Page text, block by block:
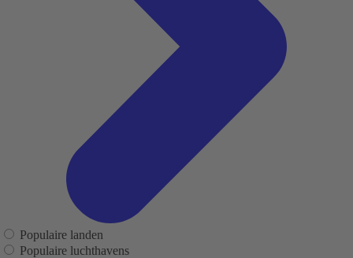
Populaire landen
Populaire luchthavens